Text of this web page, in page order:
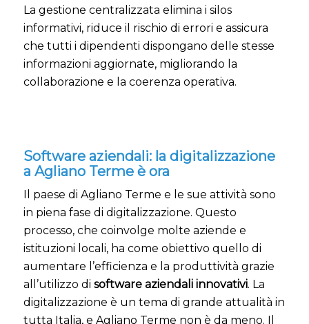
La gestione centralizzata elimina i silos
informativi, riduce il rischio di errori e assicura
che tutti i dipendenti dispongano delle stesse
informazioni aggiornate, migliorando la
collaborazione e la coerenza operativa.
Software aziendali: la digitalizzazione
a Agliano Terme è ora
Il paese di Agliano Terme e le sue attività sono
in piena fase di digitalizzazione. Questo
processo, che coinvolge molte aziende e
istituzioni locali, ha come obiettivo quello di
aumentare l’efficienza e la produttività grazie
all’utilizzo di software aziendali innovativi. La
digitalizzazione è un tema di grande attualità in
tutta Italia, e Agliano Terme non è da meno. Il